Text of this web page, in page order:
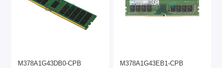
M378A1G43DB0-CPB
M378A1G43EB1-CPB